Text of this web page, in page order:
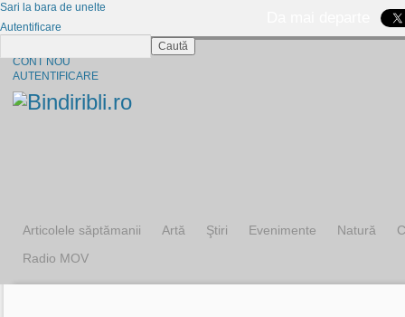
CONT NOU
AUTENTIFICARE
Articolele săptămanii Artă Ştiri Evenimente Natură
Radio MOV
Sari la bara de unelte
Autentificare
Caută